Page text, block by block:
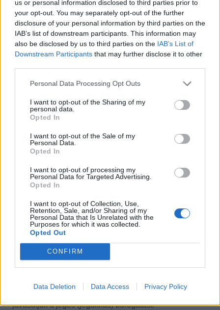
us or personal information disclosed to third parties prior to
your opt-out. You may separately opt-out of the further
disclosure of your personal information by third parties on the
IAB’s list of downstream participants. This information may
also be disclosed by us to third parties on the IAB’s List of
Downstream Participants that may further disclose it to other
Personal Data Processing Opt Outs
I want to opt-out of the Sharing of my
personal data.
Opted In
I want to opt-out of the Sale of my
Personal Data.
Opted In
I want to opt-out of processing my
Personal Data for Targeted Advertising.
Opted In
I want to opt-out of Collection, Use,
Retention, Sale, and/or Sharing of my
Personal Data that Is Unrelated with the
Purposes for which it was collected.
Opted Out
CONFIRM
Data Deletion Data Access Privacy Policy
Jellemzően a műtét gyors, és a gondos tervezésnek
köszönhetően jól kiszámítható módon zajlik.
Mit érdemes tudni a gyógyulásról?
regenerálódjon.
Néhány gyakori tapasztalat:
Duzzanat, enyhe fájdalom:Ez teljesen természetes az
első napokban.
előfordulhat, ami általában néhány órán belül
megszűnik.
inkább pihenni, és kerülni a nehéz fizikai munkát,
emelést.
Alveolitis (dry socket) elkerülése:
műtét után ne használjon szívószálat, ne dohányozzon
és óvatosan öblögessen – ezzel csökken az esetleges
komplikáció lehetősége.
javasoljuk a jeges (jégakkus) borogatást!